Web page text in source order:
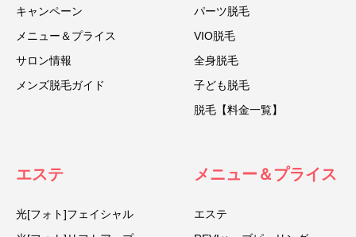
キャンペーン
メニュー＆プライス
サロン情報
メンズ脱毛ガイド
パーツ脱毛
VIO脱毛
全身脱毛
子ども脱毛
脱毛【料金一覧】
エステ
光[フォト]フェイシャル
メニュー＆プライス
エステ